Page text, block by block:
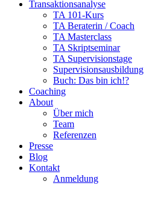
Transaktionsanalyse
TA 101-Kurs
TA Beraterin / Coach
TA Masterclass
TA Skriptseminar
TA Supervisionstage
Supervisionsausbildung
Buch: Das bin ich!?
Coaching
About
Über mich
Team
Referenzen
Presse
Blog
Kontakt
Anmeldung